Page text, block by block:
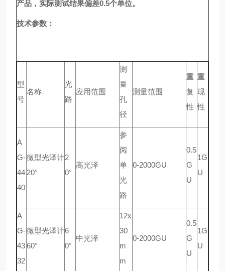
产品，实际测试结果偏差0.5个单位。
技术参数：
型
号
名称
光
路
应用范围
测
量
孔
径
测量范围
重
复
性
重
现
性
A
G-
44
40
微型光泽计
20°
2
0°
高光泽
参
阅
单
光
路
0-2000GU
0.5
G
U
1G
U
A
G-
43
32
微型光泽计
60°
6
0°
中光泽
12x
30
m
m
0-2000GU
0.5
G
U
1G
U